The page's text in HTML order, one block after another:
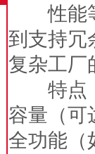
性能等
到支持冗
复杂工厂
特点：
容量（可
全功能（